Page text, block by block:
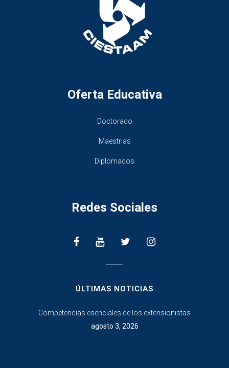
Oferta Educativa
Doctorado
Maestrias
Diplomados
Redes Sociales
ÚLTIMAS NOTICIAS
Competencias esenciales de los extensionistas
agosto 3, 2026